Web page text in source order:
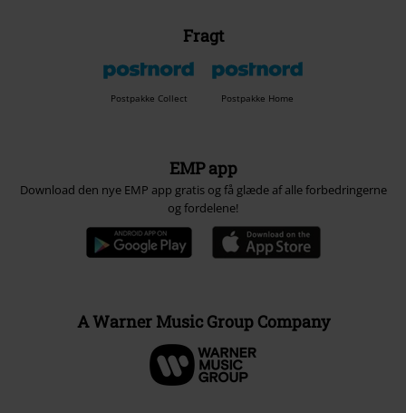
Fragt
Postpakke Collect Postpakke Home
EMP app
Download den nye EMP app gratis og få glæde af alle forbedringerne
og fordelene!
A Warner Music Group Company